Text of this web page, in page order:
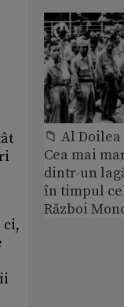
ci,
📁 Al
Cea mai
dintr-un
în timpul
Război